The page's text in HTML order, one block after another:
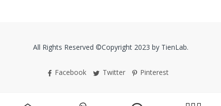
All Rights Reserved ©Copyright 2023 by TienLab.
Facebook Twitter Pinterest